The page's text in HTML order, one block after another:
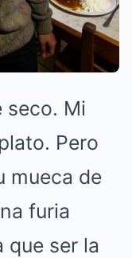
seco. Mi
Pero
mueca de
furia
que ser la